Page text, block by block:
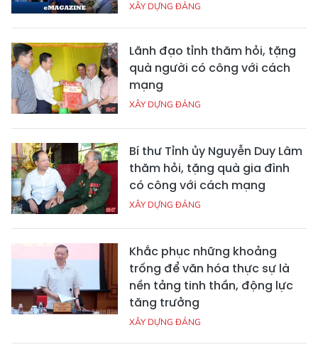
XÂY DỰNG ĐẢNG
Lãnh đạo tỉnh thăm hỏi, tặng
quà người có công với cách
mạng
XÂY DỰNG ĐẢNG
Bí thư Tỉnh ủy Nguyễn Duy Lâm
thăm hỏi, tặng quà gia đình
có công với cách mạng
XÂY DỰNG ĐẢNG
Khắc phục những khoảng
trống để văn hóa thực sự là
nền tảng tinh thần, động lực
tăng trưởng
XÂY DỰNG ĐẢNG